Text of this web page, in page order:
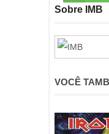
Sobre IMB
VOCÊ